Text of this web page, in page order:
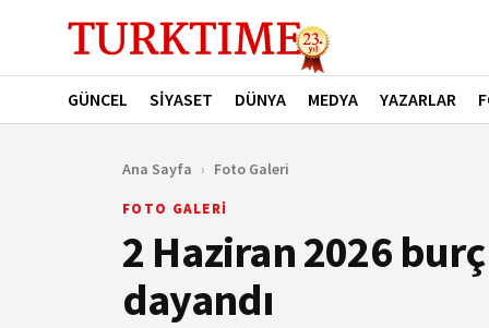
GÜNCEL SİYASET DÜNYA MEDYA YAZARLAR
Ana Sayfa › Foto Galeri
FOTO GALERİ
2 Haziran 2026
dayandı